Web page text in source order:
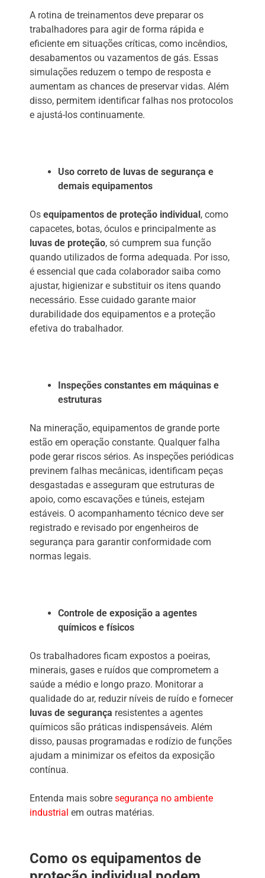
A rotina de treinamentos deve preparar os
trabalhadores para agir de forma rápida e
eficiente em situações críticas, como incêndios,
desabamentos ou vazamentos de gás. Essas
simulações reduzem o tempo de resposta e
aumentam as chances de preservar vidas. Além
disso, permitem identificar falhas nos protocolos
e ajustá-los continuamente.
Uso correto de luvas de segurança e
demais equipamentos
Os equipamentos de proteção individual , como
capacetes, botas, óculos e principalmente as
luvas de proteção, só cumprem sua função
quando utilizados de forma adequada. Por isso,
é essencial que cada colaborador saiba como
ajustar, higienizar e substituir os itens quando
necessário. Esse cuidado garante maior
durabilidade dos equipamentos e a proteção
efetiva do trabalhador.
Inspeções constantes em máquinas e
estruturas
Na mineração, equipamentos de grande porte
estão em operação constante. Qualquer falha
pode gerar riscos sérios. As inspeções periódicas
previnem falhas mecânicas, identificam peças
desgastadas e asseguram que estruturas de
apoio, como escavações e túneis, estejam
estáveis. O acompanhamento técnico deve ser
registrado e revisado por engenheiros de
segurança para garantir conformidade com
normas legais.
Controle de exposição a agentes
químicos e físicos
Os trabalhadores ficam expostos a poeiras,
minerais, gases e ruídos que comprometem a
saúde a médio e longo prazo. Monitorar a
qualidade do ar, reduzir níveis de ruído e fornecer
luvas de segurança resistentes a agentes
químicos são práticas indispensáveis. Além
disso, pausas programadas e rodízio de funções
ajudam a minimizar os efeitos da exposição
contínua.
Entenda mais sobre segurança no ambiente
industrial em outras matérias.
Como os equipamentos de